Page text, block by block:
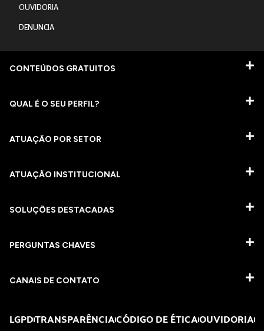
OUVIDORIA
DENUNCIA
CONTEÚDOS GRATUITOS
QUAL É O SEU PERFIL?
ATUAÇÃO POR SETOR
ATUAÇÃO INSTITUCIONAL
SOLUÇÕES DESTACADAS
PERGUNTAS CHAVES​
CANAIS DE CONTATO
LGPDTRANSPARÊNCIACÓDIGO DE ÉTICAOUVIDORIA